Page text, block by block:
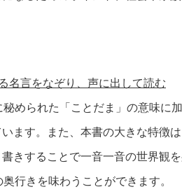
名言をなぞり、声に出して読む
秘められた「ことだま」の意味に
ます。また、本書の大きな特徴
きすることで一音一音の世界観
行きを味わうことができます。